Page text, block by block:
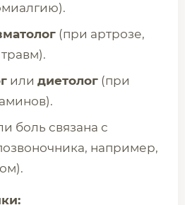
(при артрозе,
или диетолог (при
боль связана с
например,